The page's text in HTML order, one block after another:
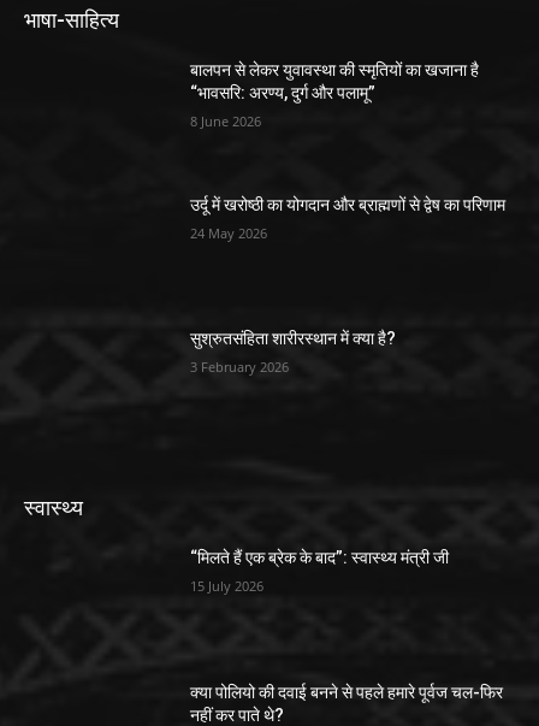
भाषा-साहित्य
बालपन से लेकर युवावस्था की स्मृतियों का खजाना है
“भावसरि: अरण्य, दुर्ग और पलामू”
8 June 2026
उर्दू में खरोष्ठी का योगदान और ब्राह्मणों से द्वेष का परिणाम
24 May 2026
सुश्रुतसंहिता शारीरस्थान में क्या है?
3 February 2026
स्वास्थ्य
“मिलते हैं एक ब्रेक के बाद”: स्वास्थ्य मंत्री जी
15 July 2026
क्या पोलियो की दवाई बनने से पहले हमारे पूर्वज चल-फिर
नहीं कर पाते थे?